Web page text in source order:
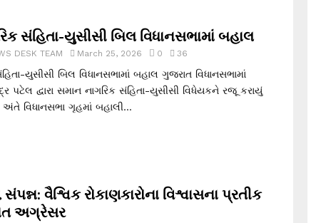
સંહિતા-યુસીસી બિલ વિધાનસભામાં બહાલ
DESK TEAM March 25, 2026 0 36
યુસીસી બિલ વિધાનસભામાં બહાલ ગુજરાત વિધાનસભામાં
પટેલ દ્વારા સમાન નાગરિક સંહિતા-યુસીસી વિધેયકને રજૂ કરાયું
વિધાનસભા ગૃહમાં બહાલી...
વૈશ્વિક રોકાણકારોના વિશ્વાસના પ્રતીક
અગ્રેસર